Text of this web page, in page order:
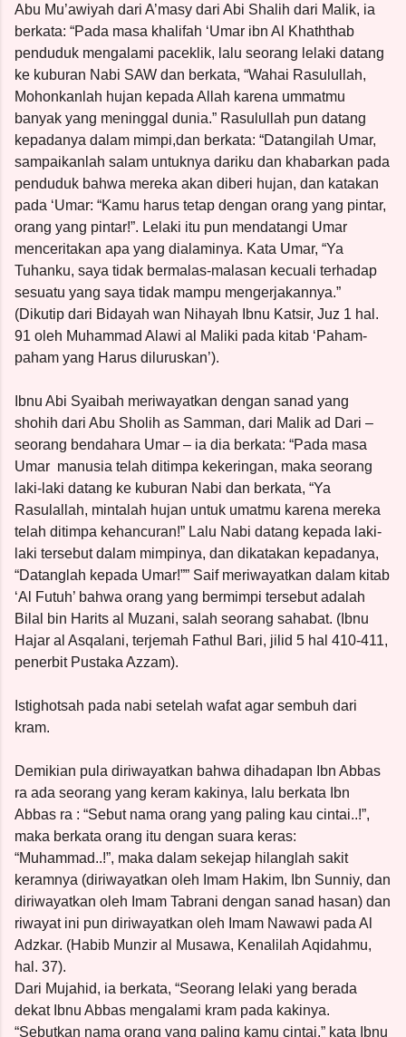
Abu Mu’awiyah dari A’masy dari Abi Shalih dari Malik, ia
berkata: “Pada masa khalifah ‘Umar ibn Al Khaththab
penduduk mengalami paceklik, lalu seorang lelaki datang
ke kuburan Nabi SAW dan berkata, “Wahai Rasulullah,
Mohonkanlah hujan kepada Allah karena ummatmu
banyak yang meninggal dunia.” Rasulullah pun datang
kepadanya dalam mimpi,dan berkata: “Datangilah Umar,
sampaikanlah salam untuknya dariku dan khabarkan pada
penduduk bahwa mereka akan diberi hujan, dan katakan
pada ‘Umar: “Kamu harus tetap dengan orang yang pintar,
orang yang pintar!”. Lelaki itu pun mendatangi Umar
menceritakan apa yang dialaminya. Kata Umar, “Ya
Tuhanku, saya tidak bermalas-malasan kecuali terhadap
sesuatu yang saya tidak mampu mengerjakannya.”
(Dikutip dari Bidayah wan Nihayah Ibnu Katsir, Juz 1 hal.
91 oleh Muhammad Alawi al Maliki pada kitab ‘Paham-
paham yang Harus diluruskan’).
Ibnu Abi Syaibah meriwayatkan dengan sanad yang
shohih dari Abu Sholih as Samman, dari Malik ad Dari –
seorang bendahara Umar – ia dia berkata: “Pada masa
Umar manusia telah ditimpa kekeringan, maka seorang
laki-laki datang ke kuburan Nabi dan berkata, “Ya
Rasulallah, mintalah hujan untuk umatmu karena mereka
telah ditimpa kehancuran!” Lalu Nabi datang kepada laki-
laki tersebut dalam mimpinya, dan dikatakan kepadanya,
“Datanglah kepada Umar!”” Saif meriwayatkan dalam kitab
‘Al Futuh’ bahwa orang yang bermimpi tersebut adalah
Bilal bin Harits al Muzani, salah seorang sahabat. (Ibnu
Hajar al Asqalani, terjemah Fathul Bari, jilid 5 hal 410-411,
penerbit Pustaka Azzam).
Istighotsah pada nabi setelah wafat agar sembuh dari
kram.
Demikian pula diriwayatkan bahwa dihadapan Ibn Abbas
ra ada seorang yang keram kakinya, lalu berkata Ibn
Abbas ra : “Sebut nama orang yang paling kau cintai..!”,
maka berkata orang itu dengan suara keras:
“Muhammad..!”, maka dalam sekejap hilanglah sakit
keramnya (diriwayatkan oleh Imam Hakim, Ibn Sunniy, dan
diriwayatkan oleh Imam Tabrani dengan sanad hasan) dan
riwayat ini pun diriwayatkan oleh Imam Nawawi pada Al
Adzkar. (Habib Munzir al Musawa, Kenalilah Aqidahmu,
hal. 37).
Dari Mujahid, ia berkata, “Seorang lelaki yang berada
dekat Ibnu Abbas mengalami kram pada kakinya.
“Sebutkan nama orang yang paling kamu cintai,” kata Ibnu